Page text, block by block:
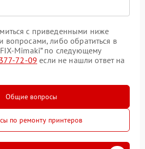
с приведенными ниже
вопросами, либо обратиться в
Mimaki” по следующему
72-09 если не нашли ответ на
Общие вопросы
по ремонту принтеров